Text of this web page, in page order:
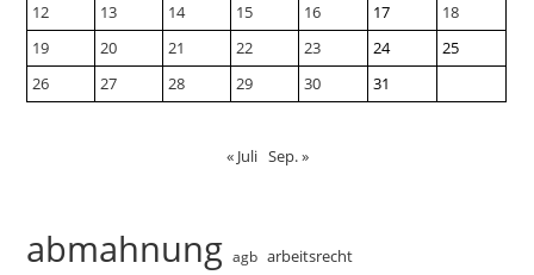
12
13 14 15 16 17
18
19
20 21 22 23 24
25
26
27 28 29 30 31
« Juli Sep. »
abmahnung agb arbeitsrecht